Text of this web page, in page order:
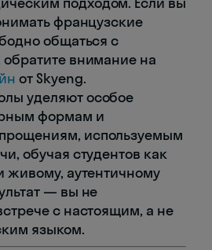
французские
общаться с
внимание на
от Skyeng.
уделяют особое
формам и
используемым
обучая студентов как
живому, аутентичному
— вы не
с настоящим, а не
языком.